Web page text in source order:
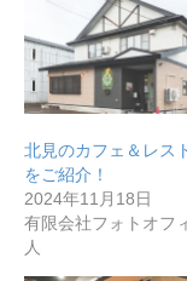
無料で登録したい
メディア取材受付
北海道最強のビジ
北見のカフェ＆レス
をご紹介！
2024年11月18日
有限会社フォトオフ
人